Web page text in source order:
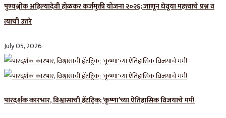
पुण्यश्लोक अहिल्यादेवी होळकर कर्जमुक्ती योजना २०२६; जाणून घेवूया महत्त्वाचे प्रश्न व
त्याची उत्तरे
July 05, 2026
पारदर्शक कारभार, विश्वासाची हॅटट्रिक; ‘कृष्णा’च्या ऐतिहासिक विजयाचे मर्म!